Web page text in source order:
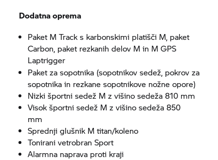
Dodatna oprema
Paket M Track s karbonskimi platišči M, paket
Carbon, paket rezkanih delov M in M GPS
Laptrigger
Paket za sopotnika (sopotnikov sedež, pokrov za
sopotnika in rezkane sopotnikove nožne opore)
Nizki športni sedež M z višino sedeža 810 mm
Visok športni sedež M z višino sedeža 850
mm
Sprednji glušnik M titan/koleno
Tonirani vetrobran Sport
Alarmna naprava proti kraji